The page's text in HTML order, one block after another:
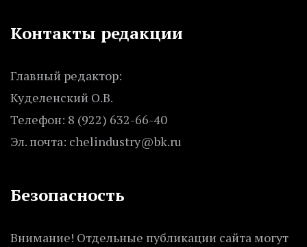
Контакты редакции
Главный редактор:
Куделенский О.В.
Телефон: 8 (922) 632-66-40
Эл. почта: chelindustry@bk.ru
Безопасность
Внимание! Отдельные публикации сайта могут